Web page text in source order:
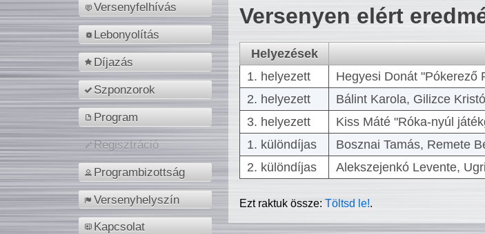
Versenyfelhívás
Lebonyolítás
Díjazás
Szponzorok
Program
Regisztráció
Programbizottság
Versenyhelyszín
Kapcsolat
Versenyen elért
Helyezések
1. helyezett
Hegyesi Donát "Pókerező
2. helyezett
Bálint Karola, Gilizce
3. helyezett
Kiss Máté "Róka-nyúl
1. különdíjas
Bosznai Tamás, Remete
2. különdíjas
Alekszejenkó Levente,
Ezt raktuk össze:Töltsd le!.